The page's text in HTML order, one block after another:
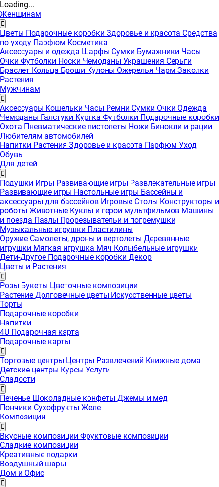
Loading...
Женщинам
Цветы Подарочные коробки Здоровье и красота Средства
по уходу Парфюм Косметика
Аксессуары и одежда Шарфы Сумки Бумажники Часы
Очки Футболки Носки Чемоданы Украшения Серьги
Браслет Кольца Броши Кулоны Ожерелья Чарм Заколки
Растения
Мужчинам
Аксессуары Кошельки Часы Ремни Сумки Очки Одежда
Чемоданы Галстуки Куртка Футболки Подарочные коробки
Охота Пневматические пистолеты Ножи Бинокли и рации
Любителям автомобилей
Напитки Растения Здоровье и красота Парфюм Уход
Обувь
Для детей
Подушки Игры Развивающие игры Развлекательные игры
Развивающие игры Настольные игры Бассейны и
аксессуары для бассейнов Игровые Столы Конструкторы и
роботы Животные Куклы и герои мультфильмов Машины
и поезда Пазлы Прорезывательи и погремушки
Музыкальные игрушки Пластилины
Оружие Самолеты, дроны и вертолеты Деревянные
игрушки Мягкая игрушка Мяч Колыбельные игрушки
Дети-Другое Подарочные коробки Декор
Цветы и Растения
Розы Букеты Цветочные композиции
Растение Долговечные цветы Искусственные цветы
Торты
Подарочные коробки
Напитки
4U Подарочная карта
Подарочные карты
Торговые центры Центры Развлечений Книжные дома
Детские центры Курсы Услуги
Сладости
Печенье Шоколадные конфеты Джемы и мед
Пончики Сухофрукты Желе
Композиции
Вкусные композиции Фруктовые композиции
Сладкие композиции
Креативные подарки
Воздушный шары
Дом и Офис